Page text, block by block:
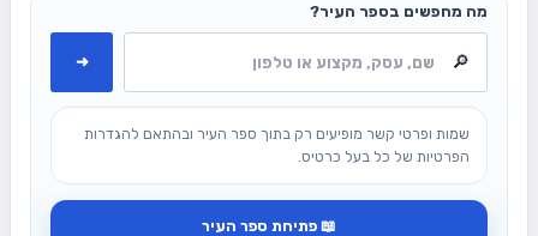
מה מחפשים בספר העיר?
➜
שמות ופרטי קשר מופיעים רק בתוך ספר העיר ובהתאם להגדרות
הפרטיות של כל בעל כרטיס.
📖 פתיחת ספר העיר